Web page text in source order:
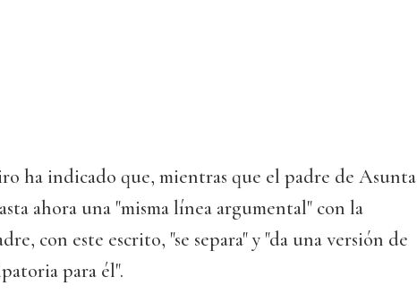
ha indicado que, mientras que el padre de Asunta
ahora una "misma línea argumental" con la
con este escrito, "se separa" y "da una versión de
para él".